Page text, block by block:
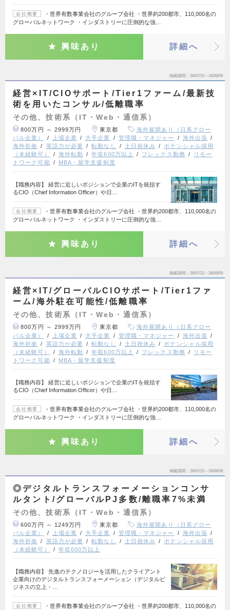
会社概要
・世界有数事業会社のグループ会社 ・世界約200都市、110,000名の
グローバルネットワーク ・インダストリーに圧倒的な強…
興味あり 詳細へ
掲載期間 26/07/22～26/08/09
経営×IT/CIOサポート/Tier1ファーム/最新技
術を用いたコンサル/低離職率
その他、技術系（IT・Web・通信系）
800万円 ～ 2999万円 東京都
海外展開あり（日系グロー
バル企業）
上場企業 大手企業 管理職・マネジャー
海外出張
海外折衝
英語力が必要 転勤なし 土日祝休み
ポテンシャル採用
（未経験可）
海外転勤 年収600万以上 フレックス勤務
リモー
トワーク可能
MBA・留学支援制度
【職務内容】 経営に近しいポジションで企業のITを統括す
るCIO（Chief Information Officer）や日…
会社概要
・世界有数事業会社のグループ会社 ・世界約200都市、110,000名の
グローバルネットワーク ・インダストリーに圧倒的な強…
興味あり 詳細へ
掲載期間 26/07/22～26/08/09
経営×IT/グローバルCIOサポート/Tier1ファ
ーム/海外駐在可能性/低離職率
その他、技術系（IT・Web・通信系）
800万円 ～ 2999万円 東京都
海外展開あり（日系グロー
バル企業）
上場企業 大手企業 管理職・マネジャー
海外出張
海外折衝
英語力が必要 転勤なし 土日祝休み
ポテンシャル採用
（未経験可）
海外転勤 年収600万以上 フレックス勤務
リモー
トワーク可能
MBA・留学支援制度
【職務内容】 経営に近しいポジションで企業のITを統括す
るCIO（Chief Information Officer）や日…
会社概要
・世界有数事業会社のグループ会社 ・世界約200都市、110,000名の
グローバルネットワーク ・インダストリーに圧倒的な強…
興味あり 詳細へ
掲載期間 26/07/22～26/08/09
◎デジタルトランスフォーメーションコンサ
ルタント/グローバルPJ多数/離職率7%未満
その他、技術系（IT・Web・通信系）
600万円 ～ 1249万円 東京都
海外展開あり（日系グロー
バル企業）
上場企業 大手企業 管理職・マネジャー
海外出張
海外折衝
英語力が必要 転勤なし 土日祝休み
ポテンシャル採用
（未経験可）
年収600万以上
【職務内容】 先進のテクノロジーを活用したクライアント
企業向けのデジタルトランスフォーメーション（デジタルビ
ジネスの立上・…
会社概要
・世界有数事業会社のグループ会社 ・世界約200都市、110,000名の